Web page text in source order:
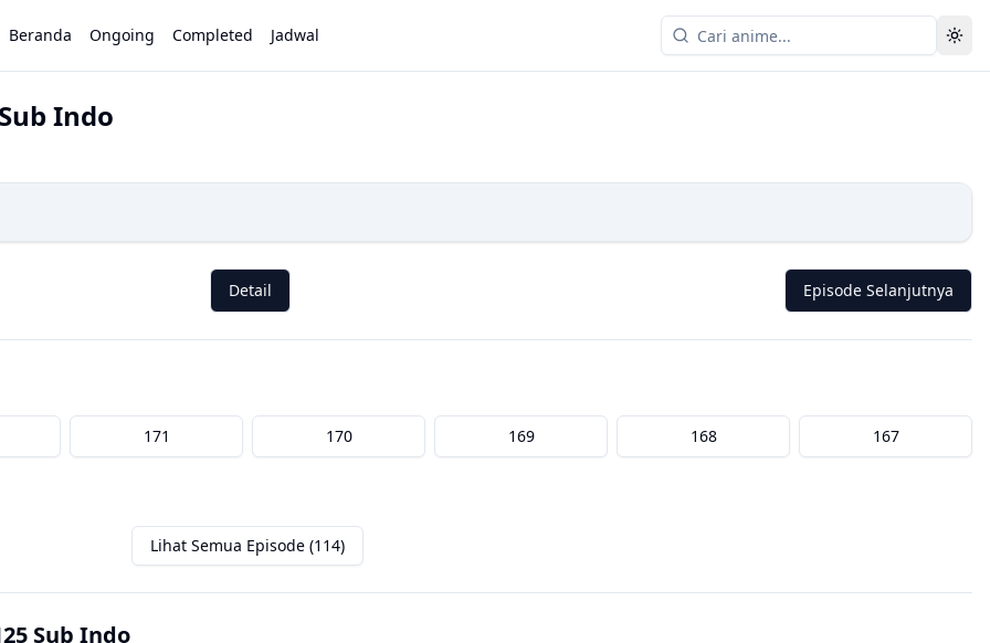
Beranda Ongoing Completed Jadwal
Indo
Detail Episode Selanjutnya
171 170 169 168 167
Lihat Semua Episode (114)
Sub Indo